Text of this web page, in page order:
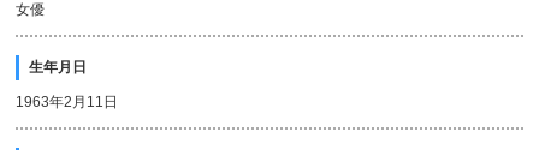
女優
生年月日
1963年2月11日